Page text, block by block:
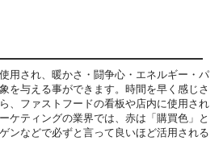
用され、暖かさ・闘争心・エネルギー・パ
を与える事ができます。時間を早く感じさ
、ファストフードの看板や店内に使用され
ケティングの業界では、赤は「購買色」と
ンなどで必ずと言って良いほど活用される